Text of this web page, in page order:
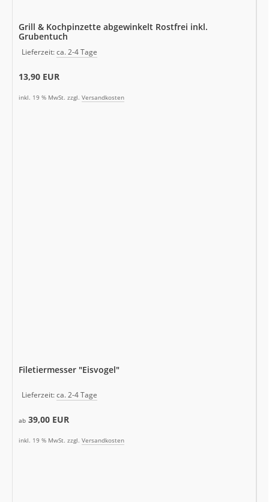
Grill & Kochpinzette abgewinkelt Rostfrei inkl.
Grubentuch
Lieferzeit:ca. 2-4 Tage
13,90 EUR
inkl. 19 % MwSt. zzgl. Versandkosten
Filetiermesser "Eisvogel"
Lieferzeit:ca. 2-4 Tage
ab 39,00 EUR
inkl. 19 % MwSt. zzgl. Versandkosten